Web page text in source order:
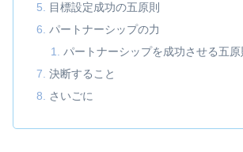
目標設定成功の五原則
パートナーシップの力
パートナーシップを成功させる五原
決断すること
さいごに